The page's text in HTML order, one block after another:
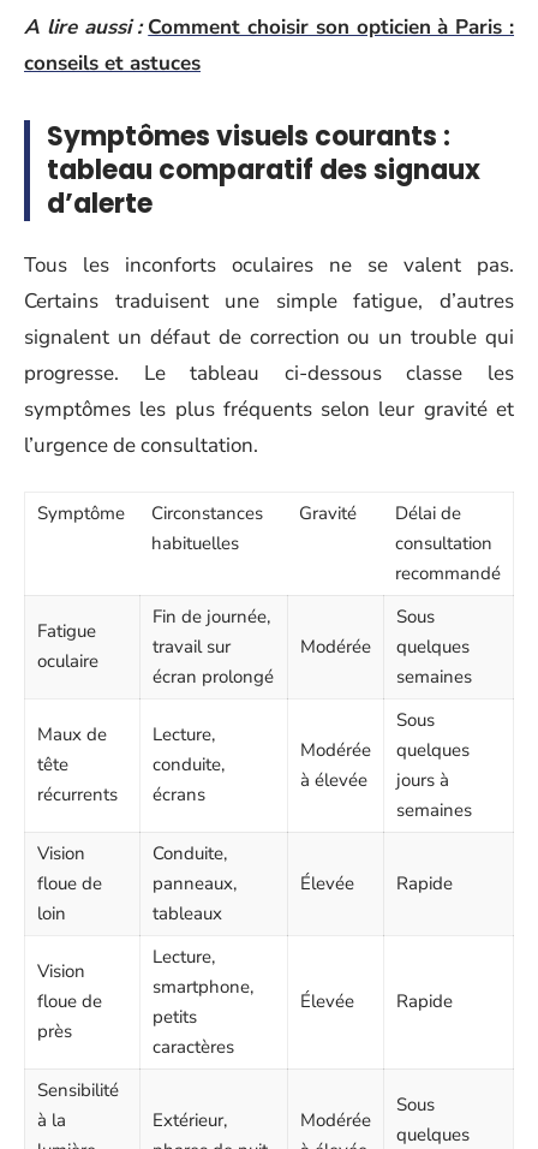
A lire aussi : Comment choisir son opticien à Paris :
conseils et astuces
Symptômes visuels courants :
tableau comparatif des signaux
d’alerte
Tous les inconforts oculaires ne se valent pas.
Certains traduisent une simple fatigue, d’autres
signalent un défaut de correction ou un trouble qui
progresse. Le tableau ci-dessous classe les
symptômes les plus fréquents selon leur gravité et
l’urgence de consultation.
Symptôme
Circonstances
habituelles
Gravité
Délai de
consultation
recommandé
Fatigue
oculaire
Fin de journée,
travail sur
écran prolongé
Modérée
Sous
quelques
semaines
Maux de
tête
récurrents
Lecture,
conduite,
écrans
Modérée
à élevée
Sous
quelques
jours à
semaines
Vision
floue de
loin
Conduite,
panneaux,
tableaux
Élevée Rapide
Vision
floue de
près
Lecture,
smartphone,
petits
caractères
Élevée Rapide
Sensibilité
à la
Extérieur,
Modérée
Sous
quelques